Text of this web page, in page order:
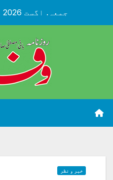
جمعہ. اگست 7th, 2026
خبر و نظر